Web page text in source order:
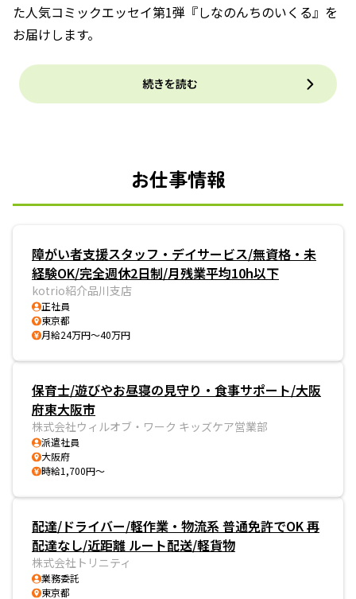
た人気コミックエッセイ第1弾『しなのんちのいくる』を
お届けします。
続きを読む
お仕事情報
障がい者支援スタッフ・デイサービス/無資格・未
経験OK/完全週休2日制/月残業平均10h以下
kotrio紹介品川支店
正社員
東京都
月給24万円～40万円
保育士/遊びやお昼寝の見守り・食事サポート/大阪
府東大阪市
株式会社ウィルオブ・ワーク キッズケア営業部
派遣社員
大阪府
時給1,700円～
配達/ドライバー/軽作業・物流系 普通免許でOK 再
配達なし/近距離 ルート配送/軽貨物
株式会社トリニティ
業務委託
東京都